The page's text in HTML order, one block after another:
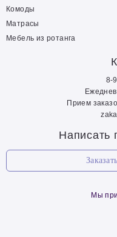
Комоды
Матрасы
Мебель из ротанга
8-
Прием
Написать
Мы